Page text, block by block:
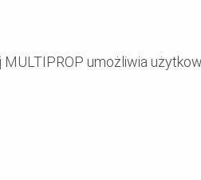
umożliwia